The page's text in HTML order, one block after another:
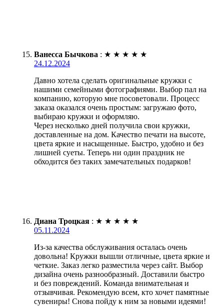
Ванесса Бычкова : ★ ★ ★ ★ ★
24.12.2024
Давно хотела сделать оригинальные кружки с
нашими семейными фотографиями. Выбор пал на
компанию, которую мне посоветовали. Процесс
заказа оказался очень простым: загружаю фото,
выбираю кружки и оформляю.
Через несколько дней получила свои кружки,
доставленные на дом. Качество печати на высоте,
цвета яркие и насыщенные. Быстро, удобно и без
лишней суеты. Теперь ни один праздник не
обходится без таких замечательных подарков!
Диана Троцкая : ★ ★ ★ ★ ★
05.11.2024
Из-за качества обслуживания осталась очень
довольна! Кружки вышли отличные, цвета яркие и
четкие. Заказ легко разместила через сайт. Выбор
дизайна очень разнообразный. Доставили быстро
и без повреждений. Команда внимательная и
отзывчивая. Рекомендую всем, кто хочет памятные
сувениры! Снова пойду к ним за новыми идеями!